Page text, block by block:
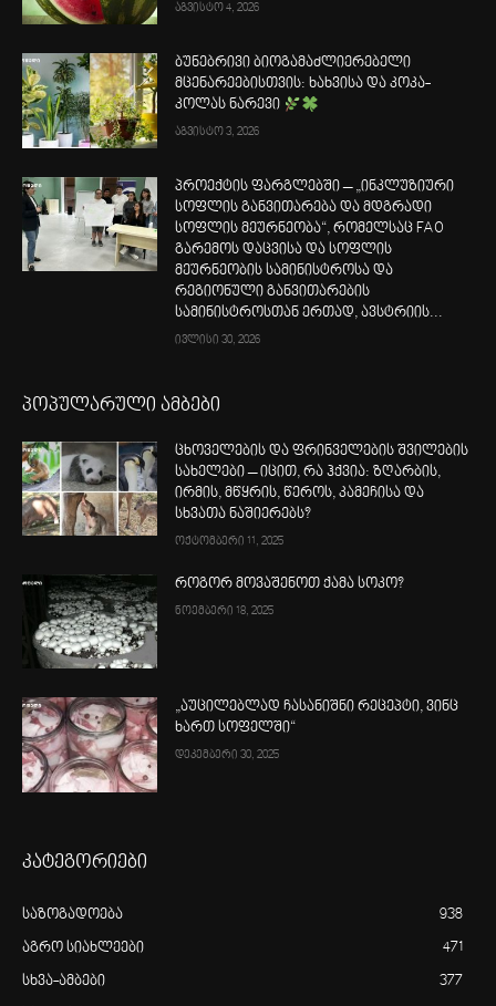
აგვისტო 4, 2026
ბუნებრივი ბიოგამაძლიერებელი
მცენარეებისთვის: ხახვისა და კოკა-
კოლას ნარევი
აგვისტო 3, 2026
პროექტის ფარგლებში – „ინკლუზიური
სოფლის განვითარება და მდგრადი
სოფლის მეურნეობა“, რომელსაც FAO
გარემოს დაცვისა და სოფლის
მეურნეობის სამინისტროსა და
რეგიონული განვითარების
სამინისტროსთან ერთად, ავსტრიის...
ივლისი 30, 2026
პოპულარული ამბები
ცხოველების და ფრინველების შვილების
სახელები – იცით, რა ჰქვია: ზღარბის,
ირმის, მწყრის, წეროს, კამეჩისა და
სხვათა ნაშიერებს?
ოქტომბერი 11, 2025
როგორ მოვაშენოთ ქამა სოკო?
ნოემბერი 18, 2025
„აუცილებლად ჩასანიშნი რეცეპტი, ვინც
ხართ სოფელში“
დეკემბერი 30, 2025
კატეგორიები
საზოგადოება 938
აგრო სიახლეები 471
სხვა-ამბები 377